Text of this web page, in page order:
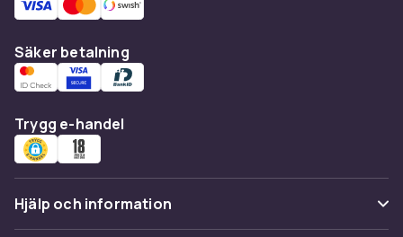
Säker betalning
Trygg e-handel
Hjälp och information